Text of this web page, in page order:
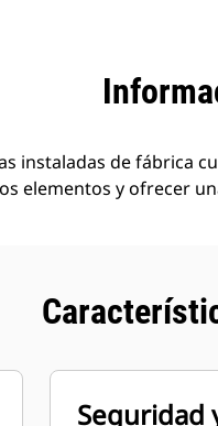
instaladas de fábrica
elementos y ofrecer
Seguridad